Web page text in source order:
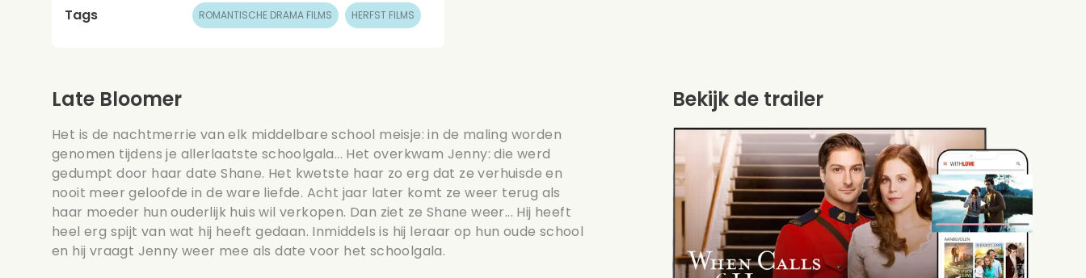
Tags ROMANTISCHE DRAMA FILMS HERFST FILMS
Late Bloomer
Het is de nachtmerrie van elk middelbare school meisje: in de maling worden
genomen tijdens je allerlaatste schoolgala... Het overkwam Jenny: die werd
gedumpt door haar date Shane. Het kwetste haar zo erg dat ze verhuisde en
nooit meer geloofde in de ware liefde. Acht jaar later komt ze weer terug als
haar moeder hun ouderlijk huis wil verkopen. Dan ziet ze Shane weer... Hij heeft
heel erg spijt van wat hij heeft gedaan. Inmiddels is hij leraar op hun oude school
en hij vraagt Jenny weer mee als date voor het schoolgala.
Bekijk de trailer